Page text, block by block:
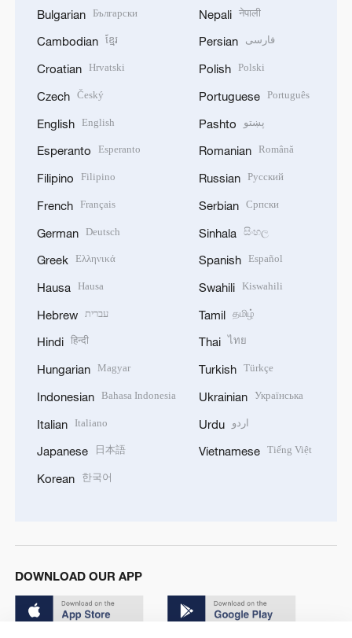
Bulgarian Български
Cambodian ខ្មែរ
Croatian Hrvatski
Czech Český
English English
Esperanto Esperanto
Filipino Filipino
French Français
German Deutsch
Greek Ελληνικά
Hausa Hausa
Hebrew עברית
Hindi हिन्दी
Hungarian Magyar
Indonesian Bahasa Indonesia
Italian Italiano
Japanese 日本語
Korean 한국어
Nepali नेपाली
Persian فارسی
Polish Polski
Portuguese Português
Pashto پښتو
Romanian Română
Russian Русский
Serbian Српски
Sinhala සිංහල
Spanish Español
Swahili Kiswahili
Tamil தமிழ்
Thai ไทย
Turkish Türkçe
Ukrainian Українська
Urdu اردو
Vietnamese Tiếng Việt
DOWNLOAD OUR APP